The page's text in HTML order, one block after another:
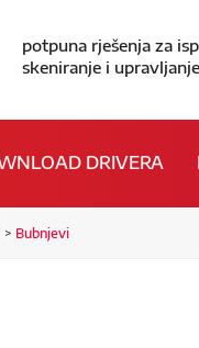
potpuna rješenja za
skeniranje i
DRIVERA
Bubnjevi